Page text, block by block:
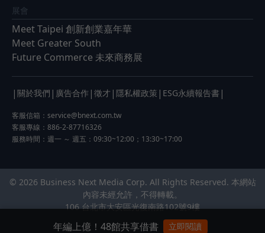
展會
Meet Taipei 創新創業嘉年華
Meet Greater South
Future Commerce 未來商務展
| 關於我們 | 廣告合作 | 徵才 | 隱私權政策 | ESG永續報告書 |
客服信箱： service@bnext.com.tw
客服專線：886-2-87716326
服務時間：週一 ～ 週五：09:30~12:00；13:30~17:00
© 2026 Business Next Media Corp. All Rights Reserved. 本網站
內容未經允許，不得轉載。
106 台北市大安區光復南路102號9樓
年編上億！48館共享借書 立即閱讀